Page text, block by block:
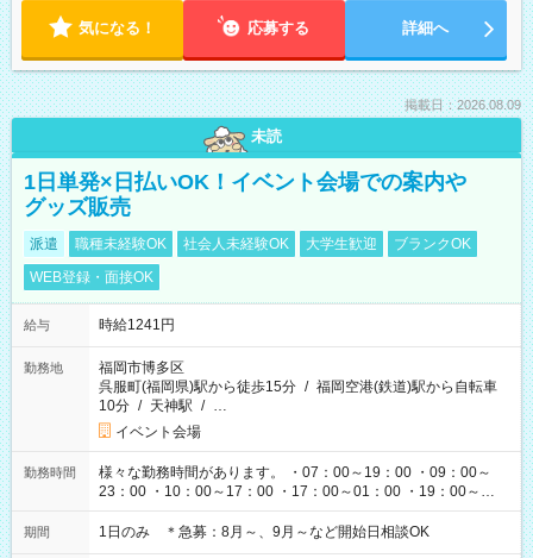
気になる！ 応募する 詳細へ
掲載日：2026.08.09
未読
1日単発×日払いOK！イベント会場での案内や
グッズ販売
派遣 職種未経験OK 社会人未経験OK 大学生歓迎
ブランクOK
WEB登録・面接OK
給与 時給1241円
勤務地
福岡市博多区
呉服町(福岡県)駅から徒歩15分 / 福岡空港(鉄道)駅から自転車
10分 / 天神駅 / …
イベント会場
勤務時間
様々な勤務時間があります。 ・07：00～19：00 ・09：00～
23：00 ・10：00～17：00 ・17：00～01：00 ・19：00～
03：00 etc イベント・ライブの開催時間によって変わりま
す。
期間 1日のみ ＊急募：8月～、9月～など開始日相談OK